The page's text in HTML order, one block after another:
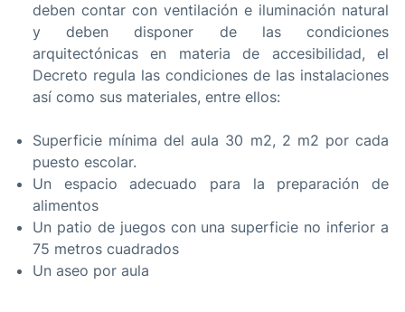
deben contar con ventilación e iluminación natural
y deben disponer de las condiciones
arquitectónicas en materia de accesibilidad, el
Decreto regula las condiciones de las instalaciones
así como sus materiales, entre ellos:
Superficie mínima del aula 30 m2, 2 m2 por cada
puesto escolar.
Un espacio adecuado para la preparación de
alimentos
Un patio de juegos con una superficie no inferior a
75 metros cuadrados
Un aseo por aula